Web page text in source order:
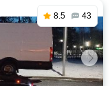
8.5 43